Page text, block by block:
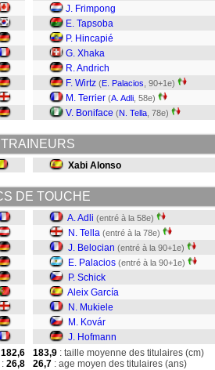
J. Frimpong
E. Tapsoba
P. Hincapié
G. Xhaka
R. Andrich
F. Wirtz (E. Palacios , 90+1e)
M. Terrier (A. Adli , 58e)
V. Boniface (N. Tella , 78e)
Xabi Alonso
DE TOUCHE
A. Adli (entré à la 58e)
N. Tella (entré à la 78e)
J. Belocian (entré à la 90+1e)
E. Palacios (entré à la 90+1e)
P. Schick
Aleix García
N. Mukiele
M. Kovár
J. Hofmann
182,6
26,8
183,9 : taille moyenne des titulaires (cm)
26,7 : age moyen des titulaires (ans)